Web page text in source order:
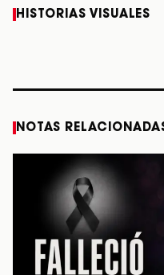
HISTORIAS VISUALES
Caifanes regresa
a Monterrey el
Fallece
Staiti,
NOTAS